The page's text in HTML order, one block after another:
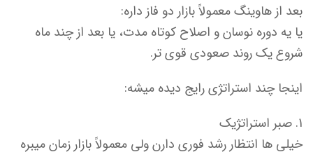
بعد از هاوینگ معمولاً بازار دو فاز داره:
یا یه دوره نوسان و اصلاح کوتاه مدت، یا بعد از چند ماه
شروع یک روند صعودی قوی تر.
اینجا چند استراتژی رایج دیده میشه:
صبر استراتژیک
خیلی ها انتظار رشد فوری دارن ولی معمولاً بازار زمان میبره